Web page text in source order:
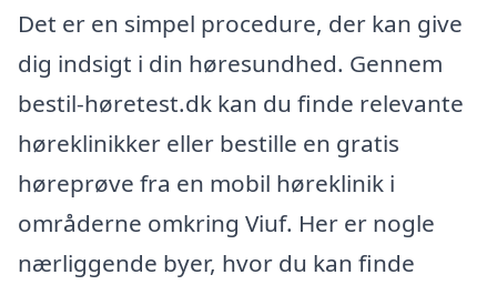
Det er en simpel procedure, der kan give
dig indsigt i din høresundhed. Gennem
bestil-høretest.dk kan du finde relevante
høreklinikker eller bestille en gratis
høreprøve fra en mobil høreklinik i
områderne omkring Viuf. Her er nogle
nærliggende byer, hvor du kan finde